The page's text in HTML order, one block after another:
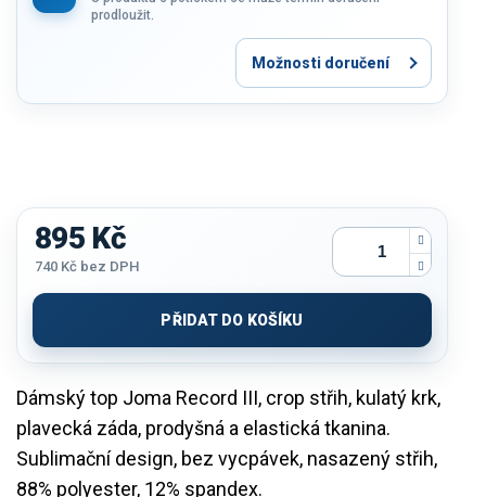
prodloužit.
Možnosti doručení
Dámský top Joma Record III, crop střih, kulatý krk,
plavecká záda, prodyšná a elastická tkanina.
Sublimační design, bez vycpávek, nasazený střih,
88% polyester, 12% spandex.
895 Kč
740 Kč bez DPH
cena:
PŘIDAT DO KOŠÍKU